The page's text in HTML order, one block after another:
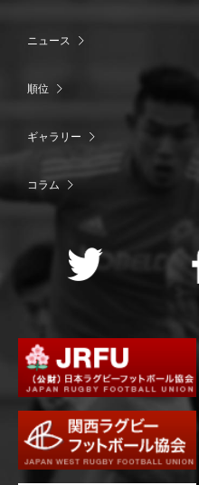
ニュース
順位
ギャラリー
コラム